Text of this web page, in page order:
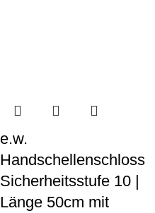
e.w.
Handschellenschloss
Sicherheitsstufe 10 |
Länge 50cm mit